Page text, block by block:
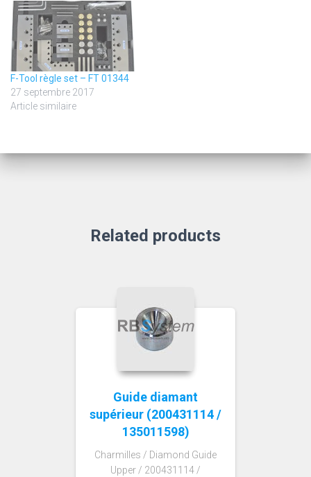
F-Tool règle set – FT 01344
27 septembre 2017
Article similaire
Related products
Guide diamant
supérieur (200431114 /
135011598)
Charmilles / Diamond Guide
Upper / 200431114 /